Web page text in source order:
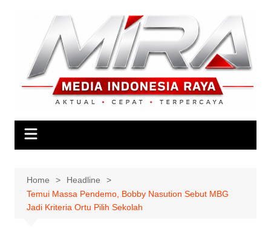
Home
Headline
Temui Massa Pendemo, Bobby Nasution Sebut MBG
Jadi Kriteria Ortu Pilih Sekolah